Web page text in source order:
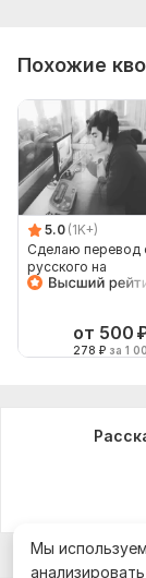
Похожие
5.0 (1K+)
Сделаю перевод
русского на
английский и
от 500
278 ₽ за 1
Мы